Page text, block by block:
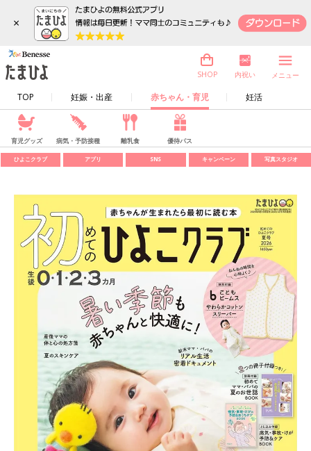
×
TOP 妊娠・出産 赤ちゃん・育児 妊活
SHOP 内祝い メニュー
育児グッズ 病気・予防接種 離乳食 優待パス
ひよこクラブ アプリ SNS キャンペーン 写真スタジオ